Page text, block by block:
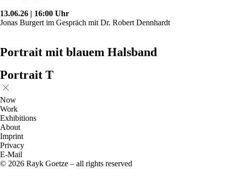
13.06.26 | 16:00 Uhr
Jonas Burgert im Gespräch mit Dr. Robert Dennhardt
Portrait mit blauem Halsband
Portrait T
Now
Work
Exhibitions
About
Imprint
Privacy
E-Mail
© 2026 Rayk Goetze – all rights reserved